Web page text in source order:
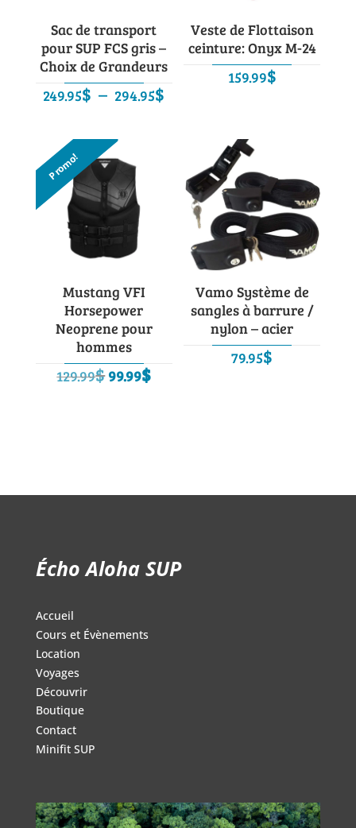
Sac de transport
pour SUP FCS gris –
Choix de Grandeurs
249.95$ – 294.95$
249.95$
294.95$
Veste de Flottaison
ceinture: Onyx M-24
159.99$
Promo!
Mustang VFI
Horsepower
Neoprene pour
hommes
129.99$Le
99.99$Le
Vamo Système de
sangles à barrure /
nylon – acier
79.95$
Écho Aloha SUP
Accueil
Cours et Évènements
Location
Voyages
Découvrir
Boutique
Contact
Minifit SUP